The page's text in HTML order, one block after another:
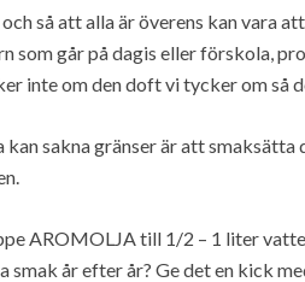
så att alla är överens kan vara
som går på dagis eller förskola,
inte om den doft vi tycker om så
sakna gränser är att
AROMOLJA till 1/2 – 1 liter
år efter år? Ge det en kick